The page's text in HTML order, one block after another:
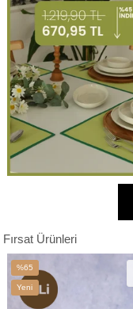
Fırsat Ürünleri
%65
İndirim
%65İndirim
Yeni
Ürün